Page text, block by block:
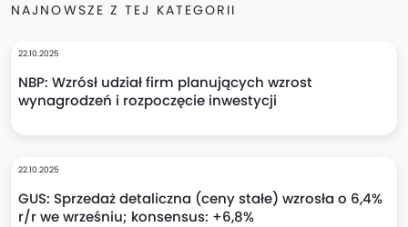
NAJNOWSZE Z TEJ KATEGORII
22.10.2025
NBP: Wzrósł udział firm planujących wzrost
wynagrodzeń i rozpoczęcie inwestycji
22.10.2025
GUS: Sprzedaż detaliczna (ceny stałe) wzrosła o 6,4%
r/r we wrześniu; konsensus: +6,8%